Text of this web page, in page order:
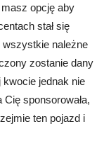
opcję aby
stał się
wszystkie należne
zostanie dany
kwocie jednak nie
Cię sponsorowała,
ten pojazd i